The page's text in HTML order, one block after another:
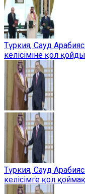
Түркия, Сауд
келісіміне қол қойды
Түркия, Сауд
келісімге қол қоймақ